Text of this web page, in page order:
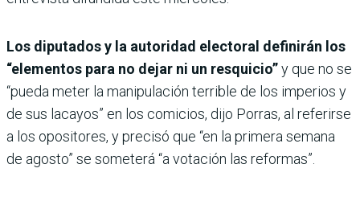
Los diputados y la autoridad electoral definirán los
“elementos para no dejar ni un resquicio”y que no se
“pueda meter la manipulación terrible de los imperios y
de sus lacayos” en los comicios, dijo Porras, al referirse
a los opositores, y precisó que “en la primera semana
de agosto” se someterá “a votación las reformas”.